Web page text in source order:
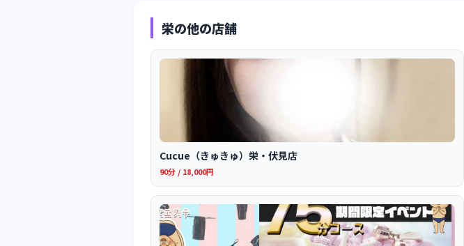
栄の他の店舗
Cucue（きゅきゅ）栄・伏見店
90分 / 18,000円